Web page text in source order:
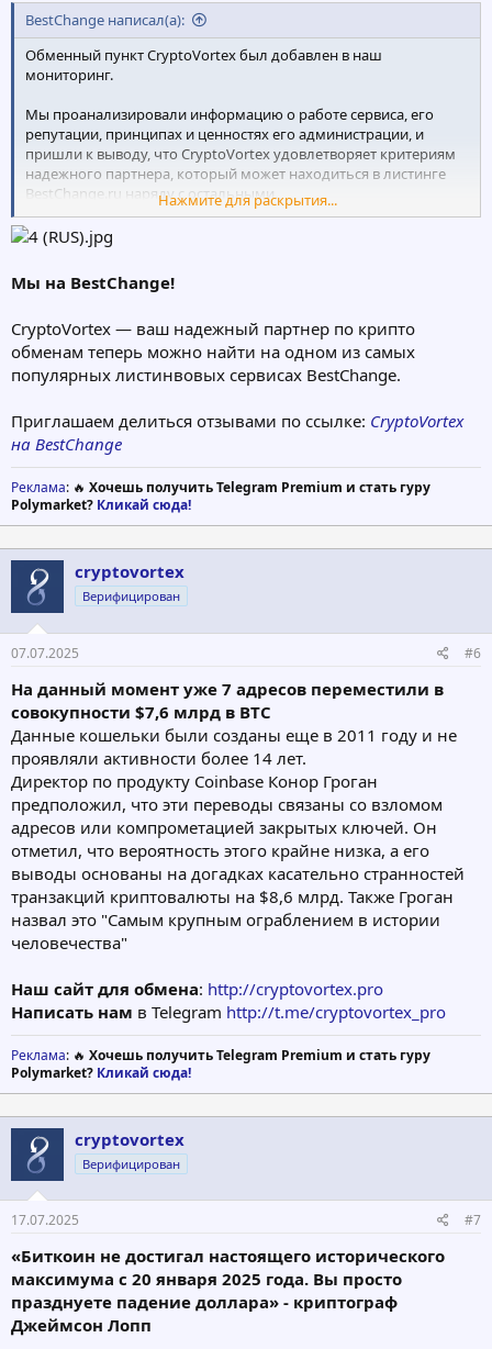
BestChange написал(а):
Обменный пункт CryptoVortex был добавлен в наш
мониторинг.
Мы проанализировали информацию о работе сервиса, его
репутации, принципах и ценностях его администрации, и
пришли к выводу, что CryptoVortex удовлетворяет критериям
надежного партнера, который может находиться в листинге
BestChange.ru наряду с остальными.
Мы искренне надеемся на продуктивное и долгосрочное
сотрудничество с данным сервисом. Но несмотря на успешное
прохождение всех проверок, мы будем продолжать
внимательно следить за их репутацией и развитием
Рекомендуем перед обменом всегда проверять страницу
отзывово CryptoVortex, а после совершения обменов просим
вас делиться своим мнением о предоставленных услугах с
Нажмите для раскрытия...
Мы на BestChange!
CryptoVortex — ваш надежный партнер по крипто
обменам теперь можно найти на одном из самых
популярных листинвовых сервисах BestChange.
Приглашаем делиться отзывами по ссылке: CryptoVortex
на BestChange
Реклама: 🔥 Хочешь получить Telegram Premium и стать гуру
Polymarket? Кликай сюда!
cryptovortex
Верифицирован
07.07.2025 #6
На данный момент уже 7 адресов переместили в
совокупности $7,6 млрд в BTC
Данные кошельки были созданы еще в 2011 году и не
проявляли активности более 14 лет.
Директор по продукту Coinbase Конор Гроган
предположил, что эти переводы связаны со взломом
адресов или компрометацией закрытых ключей. Он
отметил, что вероятность этого крайне низка, а его
выводы основаны на догадках касательно странностей
транзакций криптовалюты на $8,6 млрд. Также Гроган
назвал это "Самым крупным ограблением в истории
человечества"
Наш сайт для обмена: http://cryptovortex.pro
Написать нам в Telegram http://t.me/cryptovortex_pro
Реклама: 🔥 Хочешь получить Telegram Premium и стать гуру
Polymarket? Кликай сюда!
cryptovortex
Верифицирован
17.07.2025 #7
«Биткоин не достигал настоящего исторического
максимума с 20 января 2025 года. Вы просто
празднуете падение доллара» - криптограф
Джеймсон Лопп